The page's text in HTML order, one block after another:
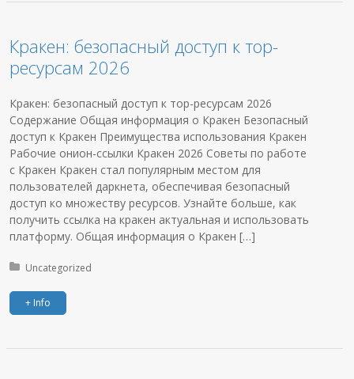
Кракен: безопасный доступ к тор-
ресурсам 2026
Кракен: безопасный доступ к тор-ресурсам 2026
Содержание Общая информация о Кракен Безопасный
доступ к Кракен Преимущества использования Кракен
Рабочие онион-ссылки Кракен 2026 Советы по работе
с Кракен Кракен стал популярным местом для
пользователей даркнета, обеспечивая безопасный
доступ ко множеству ресурсов. Узнайте больше, как
получить ссылка на кракен актуальная и использовать
платформу. Общая информация о Кракен […]
Posted in:
Uncategorized
+ Info